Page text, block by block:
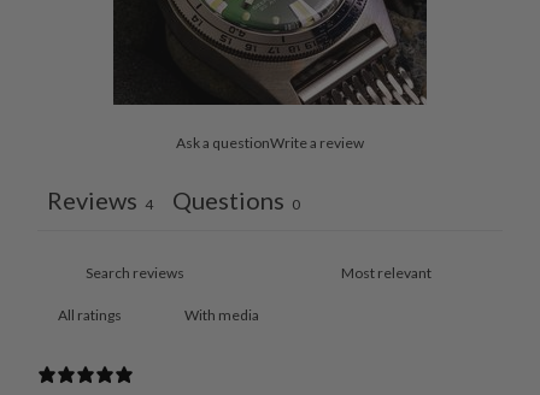
Ask a questionWrite a review
Reviews 4 Questions 0
With media